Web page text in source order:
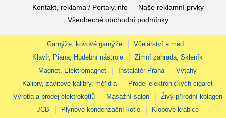
Kontakt, reklama / Portaly.info
Naše reklamní prvky
Všeobecné obchodní podmínky
Garnýže, kovové garnýže
Včelařství a med
Klavír, Piana, Hudební nástroje
Zimní zahrada, Skleník
Magnet, Elektromagnet
Instalatér Praha
Výtahy
Kalibry, závitové kalibry, měřidla
Prodej elektronických cigaret
Výroba a prodej elektrokotlů
Masážní salón
Živý přírodní kolagen
JCB
Plynové kondenzační kotle
Klopové krabice